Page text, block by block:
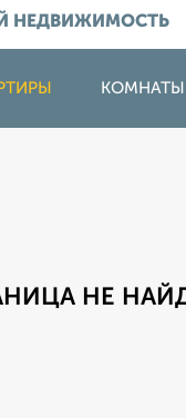
НЕДВИЖИМОСТЬ
КОМНАТЫ
НЕ